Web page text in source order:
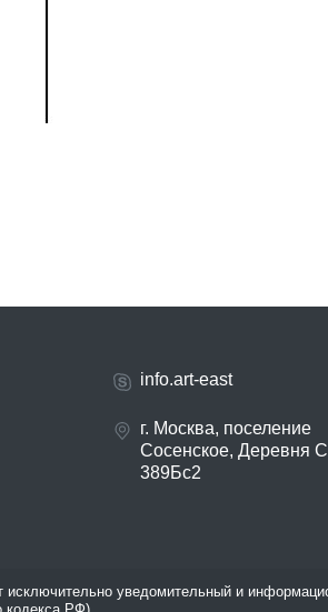
info.art-east
г. Москва, поселение
Сосенское, Деревня
389Бс2
уведомительный и